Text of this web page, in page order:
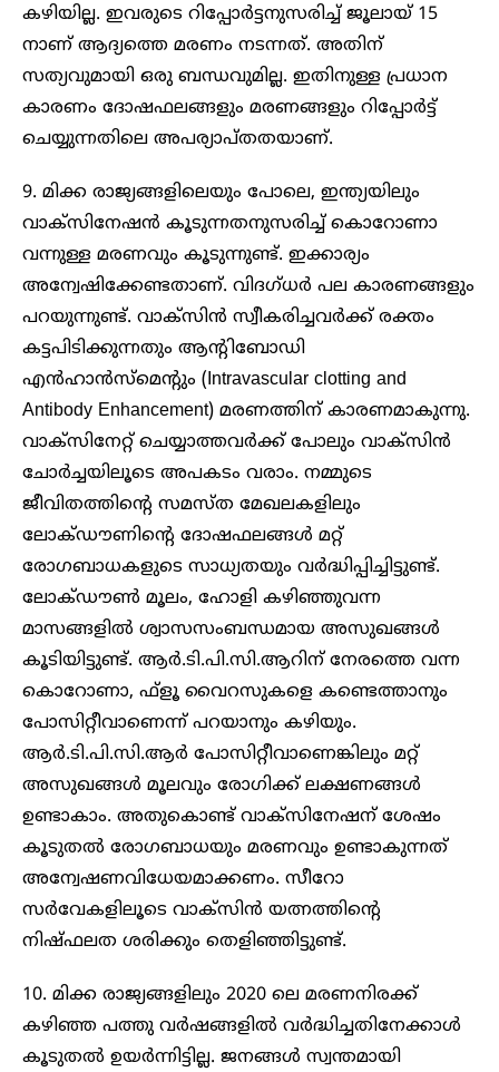
കഴിയില്ല. ഇവരുടെ റിപ്പോര്‍ട്ടനുസരിച്ച് ജൂലായ് 15
നാണ് ആദ്യത്തെ മരണം നടന്നത്. അതിന്
സത്യവുമായി ഒരു ബന്ധവുമില്ല. ഇതിനുള്ള പ്രധാന
കാരണം ദോഷഫലങ്ങളും മരണങ്ങളും റിപ്പോര്‍ട്ട്
ചെയ്യുന്നതിലെ അപര്യാപ്തതയാണ്.
9. മിക്ക രാജ്യങ്ങളിലെയും പോലെ, ഇന്ത്യയിലും
വാക്‌സിനേഷന്‍ കൂടുന്നതനുസരിച്ച് കൊറോണാ
വന്നുള്ള മരണവും കൂടുന്നുണ്ട്. ഇക്കാര്യം
അന്വേഷിക്കേണ്ടതാണ്. വിദഗ്ധര്‍ പല കാരണങ്ങളും
പറയുന്നുണ്ട്. വാക്‌സിന്‍ സ്വീകരിച്ചവര്‍ക്ക് രക്തം
കട്ടപിടിക്കുന്നതും ആന്റിബോഡി
എന്‍ഹാന്‍സ്‌മെന്റും (Intravascular clotting and
Antibody Enhancement) മരണത്തിന് കാരണമാകുന്നു.
വാക്‌സിനേറ്റ് ചെയ്യാത്തവര്‍ക്ക് പോലും വാക്‌സിന്‍
ചോര്‍ച്ചയിലൂടെ അപകടം വരാം. നമ്മുടെ
ജീവിതത്തിന്റെ സമസ്ത മേഖലകളിലും
ലോക്ഡൗണിന്റെ ദോഷഫലങ്ങള്‍ മറ്റ്
രോഗബാധകളുടെ സാധ്യതയും വര്‍ദ്ധിപ്പിച്ചിട്ടുണ്ട്.
ലോക്ഡൗൺ മൂലം, ഹോളി കഴിഞ്ഞുവന്ന
മാസങ്ങളില്‍ ശ്വാസസംബന്ധമായ അസുഖങ്ങള്‍
കൂടിയിട്ടുണ്ട്. ആര്‍.ടി.പി.സി.ആറിന് നേരത്തെ വന്ന
കൊറോണാ, ഫ്‌ളൂ വൈറസുകളെ കണ്ടെത്താനും
പോസിറ്റീവാണെന്ന് പറയാനും കഴിയും.
ആര്‍.ടി.പി.സി.ആര്‍ പോസിറ്റീവാണെങ്കിലും മറ്റ്
അസുഖങ്ങള്‍ മൂലവും രോഗിക്ക് ലക്ഷണങ്ങള്‍
ഉണ്ടാകാം. അതുകൊണ്ട് വാക്‌സിനേഷന് ശേഷം
കൂടുതല്‍ രോഗബാധയും മരണവും ഉണ്ടാകുന്നത്
അന്വേഷണവിധേയമാക്കണം. സീറോ
സര്‍വേകളിലൂടെ വാക്‌സിന്‍ യത്നത്തിന്റെ
നിഷ്ഫലത ശരിക്കും തെളിഞ്ഞിട്ടുണ്ട്.
10. മിക്ക രാജ്യങ്ങളിലും 2020 ലെ മരണനിരക്ക്
കഴിഞ്ഞ പത്തു വര്‍ഷങ്ങളില്‍ വര്‍ദ്ധിച്ചതിനേക്കാള്‍
കൂടുതല്‍ ഉയർന്നിട്ടില്ല. ജനങ്ങള്‍ സ്വന്തമായി